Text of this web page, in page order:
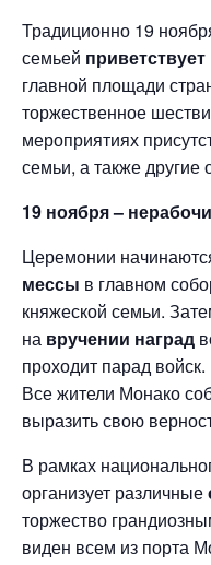
Традиционно 19
семьей
главной площади
торжественное
мероприятиях
семьи, а также
19 ноября –
Церемонии
мессы в главном
княжеской семьи.
на вручении наград
проходит парад войск.
Все жители Монако
выразить свою
В рамках
организует различные
торжество
виден всем из порта